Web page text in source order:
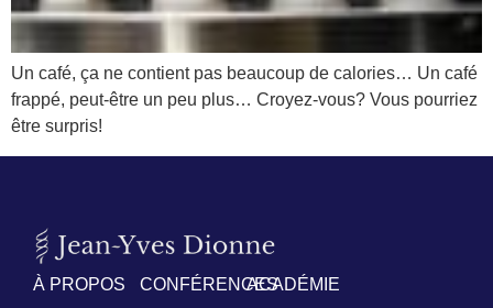
Un café, ça ne contient pas beaucoup de calories… Un café
frappé, peut-être un peu plus… Croyez-vous? Vous pourriez
être surpris!
À PROPOS
CONFÉRENCESACADÉMIE
Je
m'abonne
!